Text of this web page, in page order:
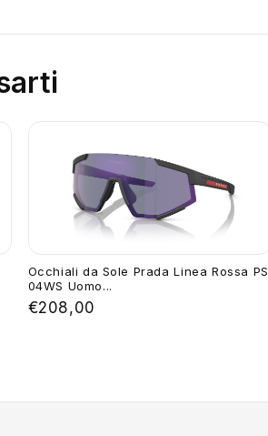
Occhiali da Sole Prada Linea Rossa PS
04WS Uomo...
€208,00